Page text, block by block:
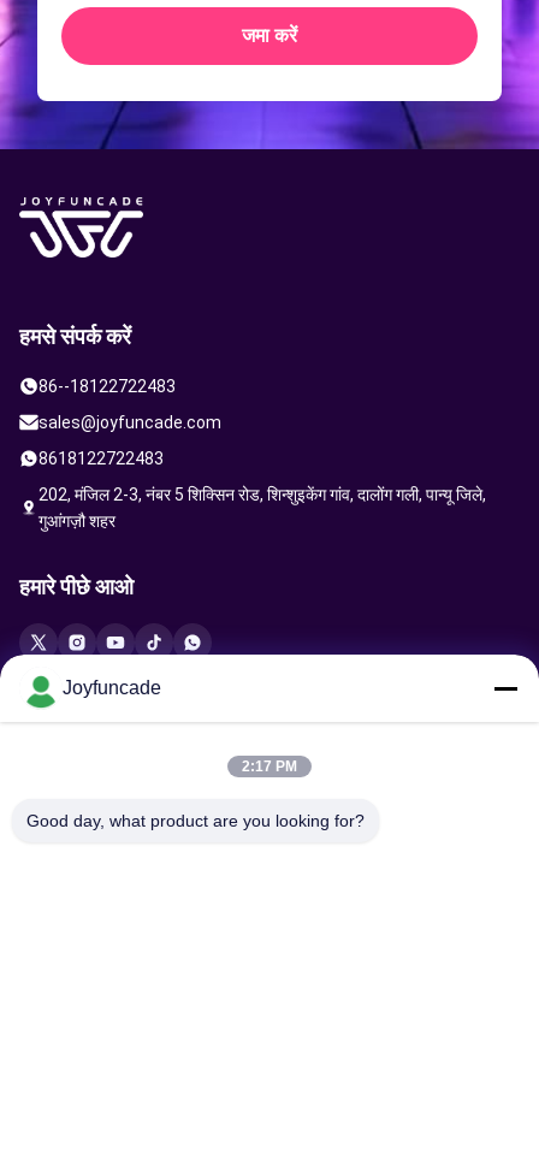
जमा करें
हमसे संपर्क करें
86--18122722483
sales@joyfuncade.com
8618122722483
202, मंजिल 2-3, नंबर 5 शिक्सिन रोड, शिन्शुइकेंग गांव, दालोंग गली, पान्यू जिले,
गुआंगज़ौ शहर
हमारे पीछे आओ
अनुरोध भेजें
Joyfuncade
2:17 PM
Good day, what product are you looking for?